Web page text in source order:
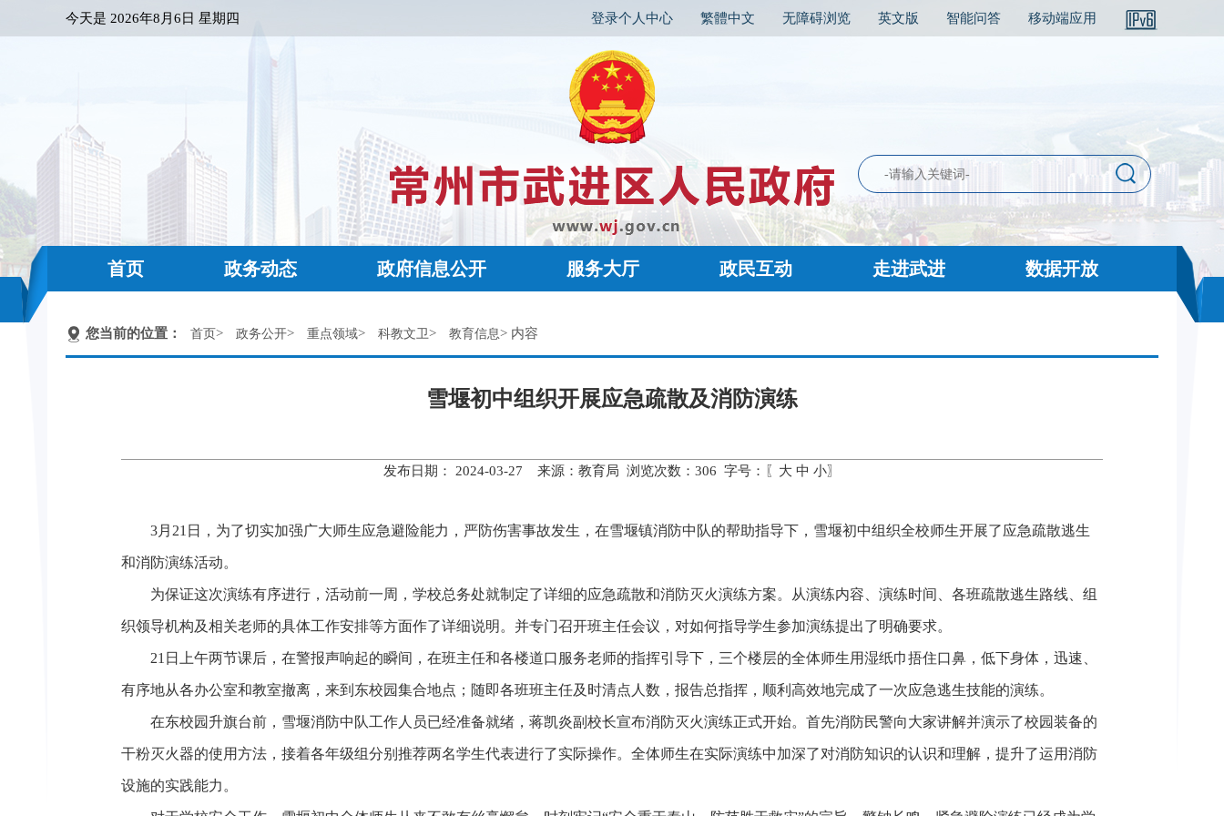
今天是 2026年8月6日 星期四 登录个人中心 繁體中文 无障碍浏览 英文版 智能问答 移动端应用
首页 政务动态 政府信息公开 服务大厅 政民互动 走进武进 数据开放
您当前的位置： 首页> 政务公开> 重点领域> 科教文卫> 教育信息> 内容
雪堰初中组织开展应急疏散及消防演练
发布日期： 2024-03-27 来源：教育局 浏览次数： 306 字号：〖 大 中 小〗
3月21日，为了切实加强广大师生应急避险能力，严防伤害事故发生，在雪堰镇消防中队的帮助指导下，雪堰初中组织全校师生开展了应急疏散逃生
和消防演练活动。
为保证这次演练有序进行，活动前一周，学校总务处就制定了详细的应急疏散和消防灭火演练方案。从演练内容、演练时间、各班疏散逃生路线、组
织领导机构及相关老师的具体工作安排等方面作了详细说明。并专门召开班主任会议，对如何指导学生参加演练提出了明确要求。
21日上午两节课后，在警报声响起的瞬间，在班主任和各楼道口服务老师的指挥引导下，三个楼层的全体师生用湿纸巾捂住口鼻，低下身体，迅速、
有序地从各办公室和教室撤离，来到东校园集合地点；随即各班班主任及时清点人数，报告总指挥，顺利高效地完成了一次应急逃生技能的演练。
在东校园升旗台前，雪堰消防中队工作人员已经准备就绪，蒋凯炎副校长宣布消防灭火演练正式开始。首先消防民警向大家讲解并演示了校园装备的
干粉灭火器的使用方法，接着各年级组分别推荐两名学生代表进行了实际操作。全体师生在实际演练中加深了对消防知识的认识和理解，提升了运用消防
设施的实践能力。